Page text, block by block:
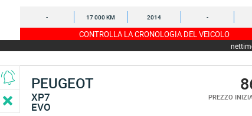
- 17 000 KM 2014 -
CONTROLLA LA CRONOLOGIA DEL VEICOLO
PEUGEOT
XP7
EVO
PREZZO